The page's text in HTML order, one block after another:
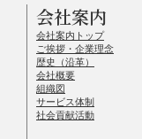
会社案内
会社案内トップ
ご挨拶・企業理念
歴史（沿革）
会社概要
組織図
サービス体制
社会貢献活動